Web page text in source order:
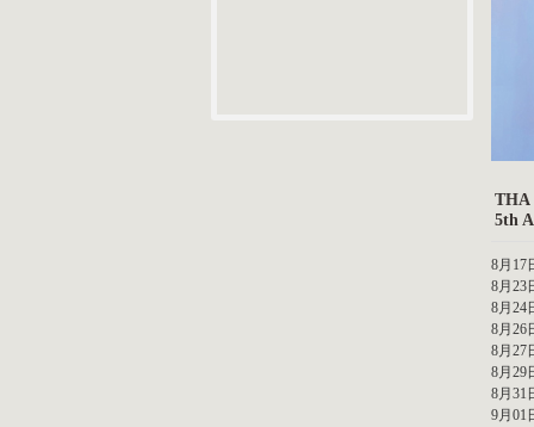
THA
5th
8月17
8月23
8月24
8月26
8月27
8月29
8月31
9月01